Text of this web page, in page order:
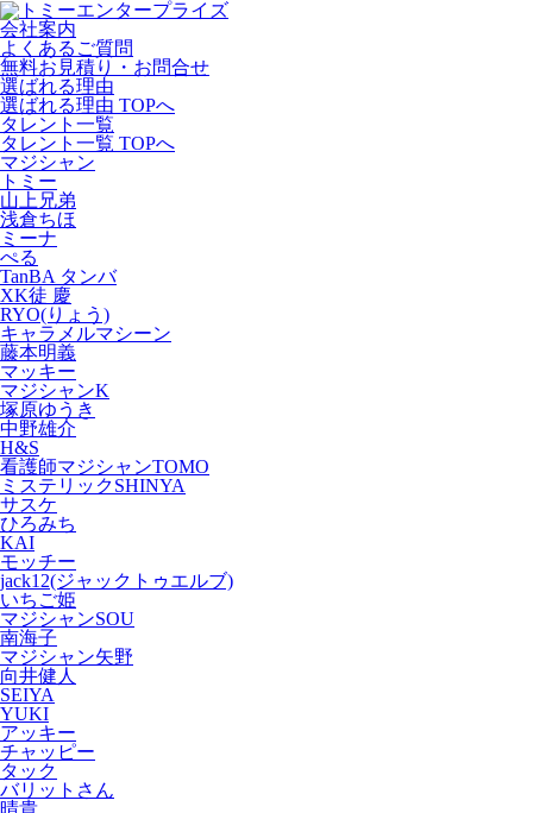
会社案内
よくあるご質問
無料お見積り・お問合せ
選ばれる理由
選ばれる理由 TOPへ
タレント一覧
タレント一覧 TOPへ
マジシャン
トミー
山上兄弟
浅倉ちほ
ミーナ
ぺる
TanBA タンバ
XK徒 慶
RYO(りょう)
キャラメルマシーン
藤本明義
マッキー
マジシャンK
塚原ゆうき
中野雄介
H&S
看護師マジシャンTOMO
ミステリックSHINYA
サスケ
ひろみち
KAI
モッチー
jack12(ジャックトゥエルブ)
いちご姫
マジシャンSOU
南海子
マジシャン矢野
向井健人
SEIYA
YUKI
アッキー
チャッピー
タック
バリットさん